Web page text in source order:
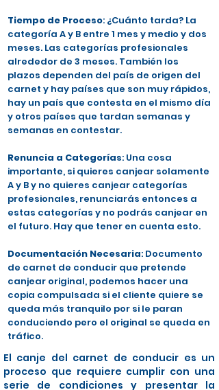
Tiempo de Proceso: ¿Cuánto tarda? La
categoría A y B entre 1 mes y medio y dos
meses. Las categorías profesionales
alrededor de 3 meses. También los
plazos dependen del país de origen del
carnet y hay países que son muy rápidos,
hay un país que contesta en el mismo día
y otros países que tardan semanas y
semanas en contestar.
Renuncia a Categorías: Una cosa
importante, si quieres canjear solamente
A y B y no quieres canjear categorías
profesionales, renunciarás entonces a
estas categorías y no podrás canjear en
el futuro. Hay que tener en cuenta esto.
Documentación Necesaria: Documento
de carnet de conducir que pretende
canjear original, podemos hacer una
copia compulsada si el cliente quiere se
queda más tranquilo por si le paran
conduciendo pero el original se queda en
tráfico.
El canje del carnet de conducir es un
proceso que requiere cumplir con una
serie de condiciones y presentar la